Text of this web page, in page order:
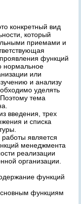
конкретный вид
который
приемами и
функций
нормальное
или
и анализу
уделять
тема
введения, трех
и списка
является
менеджмента
реализации
организации.
функций
функциям